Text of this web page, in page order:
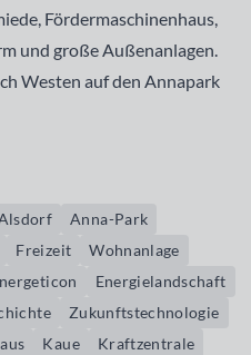
Fördermaschinenhaus,
und große Außenanlagen.
Westen auf den Annapark
Anna-Park
Freizeit
Wohnanlage
Energielandschaft
Zukunftstechnologie
Kaue
Kraftzentrale